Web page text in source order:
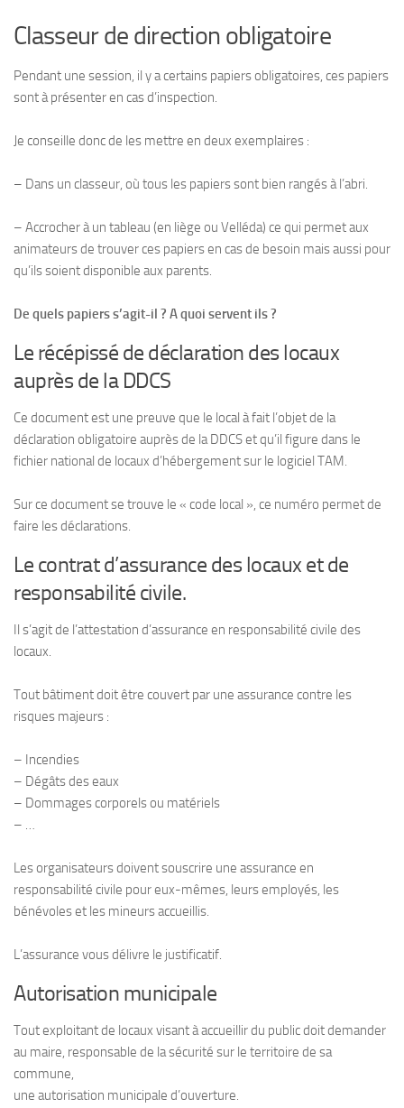
Classeur de direction obligatoire
Pendant une session, il y a certains papiers obligatoires, ces papiers
sont à présenter en cas d’inspection.
Je conseille donc de les mettre en deux exemplaires :
– Dans un classeur, où tous les papiers sont bien rangés à l’abri.
– Accrocher à un tableau (en liège ou Velléda) ce qui permet aux
animateurs de trouver ces papiers en cas de besoin mais aussi pour
qu’ils soient disponible aux parents.
De quels papiers s’agit-il ? A quoi servent ils ?
Le récépissé de déclaration des locaux
auprès de la DDCS
Ce document est une preuve que le local à fait l’objet de la
déclaration obligatoire auprès de la DDCS et qu’il figure dans le
fichier national de locaux d’hébergement sur le logiciel TAM.
Sur ce document se trouve le « code local », ce numéro permet de
faire les déclarations.
Le contrat d’assurance des locaux et de
responsabilité civile.
Il s’agit de l’attestation d’assurance en responsabilité civile des
locaux.
Tout bâtiment doit être couvert par une assurance contre les
risques majeurs :
– Incendies
– Dégâts des eaux
– Dommages corporels ou matériels
– …
Les organisateurs doivent souscrire une assurance en
responsabilité civile pour eux-mêmes, leurs employés, les
bénévoles et les mineurs accueillis.
L’assurance vous délivre le justificatif.
Autorisation municipale
Tout exploitant de locaux visant à accueillir du public doit demander
au maire, responsable de la sécurité sur le territoire de sa
commune,
une autorisation municipale d’ouverture.